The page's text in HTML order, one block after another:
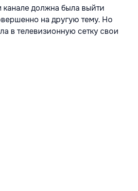
должна была выйти
на другую тему. Но
в телевизионную сетку свои